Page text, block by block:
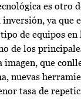
es otro
ya que
de equipos
de los
que
nuevas
tasa de